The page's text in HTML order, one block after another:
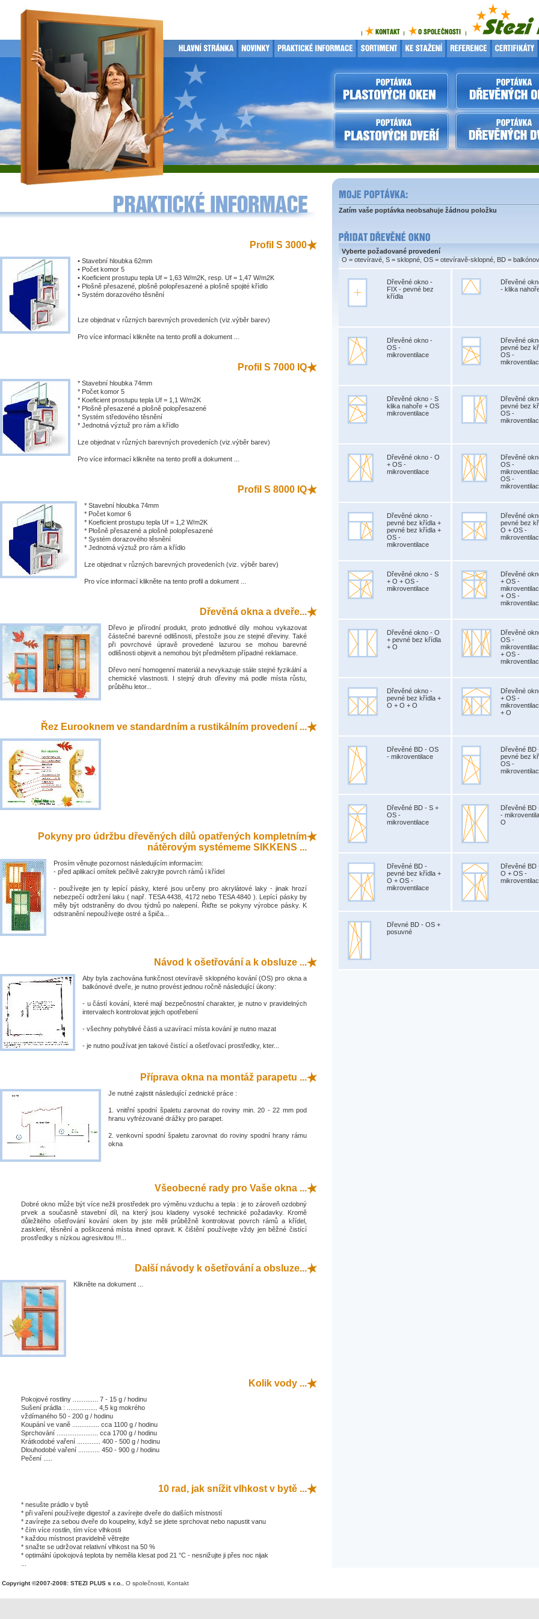
Profil S 3000
• Stavební hloubka 62mm
• Počet komor 5
• Koeficient prostupu tepla Uf = 1,63 W/m2K, resp. Uf = 1,47 W/m2K
• Plošně přesazené, plošně polopřesazené a plošně spojité křídlo
• Systém dorazového těsnění
Lze objednat v různých barevných provedeních (viz.výběr barev)
Pro více informací klikněte na tento profil a dokument ...
Profil S 7000 IQ
* Stavební hloubka 74mm
* Počet komor 5
* Koeficient prostupu tepla Uf = 1,1 W/m2K
* Plošně přesazené a plošně polopřesazené
* Systém středového těsnění
* Jednotná výztuž pro rám a křídlo
Lze objednat v různých barevných provedeních (viz.výběr barev)
Pro více informací klikněte na tento profil a dokument ...
Profil S 8000 IQ
* Stavební hloubka 74mm
* Počet komor 6
* Koeficient prostupu tepla Uf = 1,2 W/m2K
* Plošně přesazené a plošně polopřesazené
* Systém dorazového těsnění
* Jednotná výztuž pro rám a křídlo
Lze objednat v různých barevných provedeních (viz. výběr barev)
Pro více informací klikněte na tento profil a dokument ...
Dřevěná okna a dveře...
Dřevo je přírodní produkt, proto jednotlivé díly mohou vykazovat
částečné barevné odlišnosti, přestože jsou ze stejné dřeviny. Také
při povrchové úpravě provedené lazurou se mohou barevné
odlišnosti objevit a nemohou být předmětem případné reklamace.
Dřevo není homogenní materiál a nevykazuje stále stejné fyzikální a
chemické vlastnosti. I stejný druh dřeviny má podle místa růstu,
průběhu letor...
Řez Eurooknem ve standardním a rustikálním provedení ...
Pokyny pro údržbu dřevěných dílů opatřených kompletním
nátěrovým systémeme SIKKENS ...
Prosím věnujte pozornost následujícím informacím:
- před aplikací omítek pečlivě zakryjte povrch rámů i křídel
- používejte jen ty lepící pásky, které jsou určeny pro akrylátové laky - jinak hrozí
nebezpečí odtržení laku ( např. TESA 4438, 4172 nebo TESA 4840 ). Lepící pásky by
měly být odstraněny do dvou týdnů po nalepení. Řiďte se pokyny výrobce pásky. K
odstranění nepoužívejte ostré a špiča...
Návod k ošetřování a k obsluze ...
Aby byla zachována funkčnost otevíravě sklopného kování (OS) pro okna a
balkónové dveře, je nutno provést jednou ročně následující úkony:
- u částí kování, které mají bezpečnostní charakter, je nutno v pravidelných
intervalech kontrolovat jejich opotřebení
- všechny pohyblivé části a uzavírací místa kování je nutno mazat
- je nutno používat jen takové čistící a ošetřovací prostředky, kter...
Příprava okna na montáž parapetu ...
Je nutné zajistit následující zednické práce :
1. vnitřní spodní špaletu zarovnat do roviny min. 20 - 22 mm pod
hranu vyfrézované drážky pro parapet.
2. venkovní spodní špaletu zarovnat do roviny spodní hrany rámu
okna
Všeobecné rady pro Vaše okna ...
Dobré okno může být více nežli prostředek pro výměnu vzduchu a tepla : je to zároveň ozdobný
prvek a současně stavební díl, na který jsou kladeny vysoké technické požadavky. Kromě
důležitého ošetřování kování oken by jste měli průběžně kontrolovat povrch rámů a křídel,
zasklení, těsnění a poškozená místa ihned opravit. K čištění používejte vždy jen běžné čistící
prostředky s nízkou agresivitou !!!...
Další návody k ošetřování a obsluze...
Klikněte na dokument ...
Kolik vody ...
Pokojové rostliny .............. 7 - 15 g / hodinu
Sušení prádla : ................. 4,5 kg mokrého
vždímaného 50 - 200 g / hodinu
Koupání ve vaně ............... cca 1100 g / hodinu
Sprchování ....................... cca 1700 g / hodinu
Krátkodobé vaření ............. 400 - 500 g / hodinu
Dlouhodobé vaření ............ 450 - 900 g / hodinu
Pečení .....
10 rad, jak snížit vlhkost v bytě ...
* nesušte prádlo v bytě
* při vaření používejte digestoř a zavírejte dveře do dalších místností
* zavírejte za sebou dveře do koupelny, když se jdete sprchovat nebo napustit vanu
* čím více rostlin, tím více vlhkosti
* každou místnost pravidelně větrejte
* snažte se udržovat relativní vlhkost na 50 %
* optimální úpokojová teplota by neměla klesat pod 21 °C - nesnižujte ji přes noc nijak
Zatím vaše poptávka neobsahuje žádnou položku
Vyberte požadované provedení
O = otevíravé, S = sklopné, OS = otevíravě-sklopné, BD =
Dřevěné okno -
FIX - pevné bez
křídla
Dřevěné
- klika
Dřevěné okno -
OS -
mikroventilace
Dřevěné
pevné bez
OS -
Dřevěné okno - S
klika nahoře + OS
mikroventilace
Dřevěné
pevné bez
OS -
Dřevěné okno - O
+ OS -
mikroventilace
Dřevěné
OS -
OS -
Dřevěné okno -
pevné bez křídla +
pevné bez křídla +
OS -
mikroventilace
Dřevěné
pevné bez
O + OS -
Dřevěné okno - S
+ O + OS -
mikroventilace
Dřevěné
+ OS -
+ OS -
Dřevěné okno - O
+ pevné bez křídla
+ O
Dřevěné
OS -
+ OS -
Dřevěné okno -
pevné bez křídla +
O + O + O
Dřevěné
+ OS -
+ O
Dřevěné BD - OS
- mikroventilace
Dřevěné BD
pevné bez
OS -
Dřevěné BD - S +
OS -
mikroventilace
Dřevěné BD
-
O
Dřevěné BD -
pevné bez křídla +
O + OS -
mikroventilace
Dřevěné BD
O + OS -
Dřevné BD - OS +
posuvné
Copyright ©2007-2008: STEZI PLUS s r.o. O společnosti Kontakt